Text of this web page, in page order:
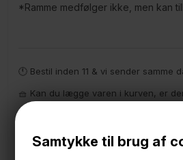
Samtykke til brug af
*Ramme medfølger ikke, men kan
🕚 Bestil inden 11 & vi sender samme
🧺 Kan du lægge varen i kurven, er
📦 Fragtfri v. køb over 999,- ellers fra